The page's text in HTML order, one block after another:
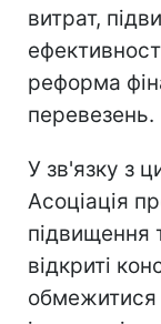
витрат,
реформа
перевезень.
У зв'язку з
Асоціація
підвищення
відкриті
обмежитися